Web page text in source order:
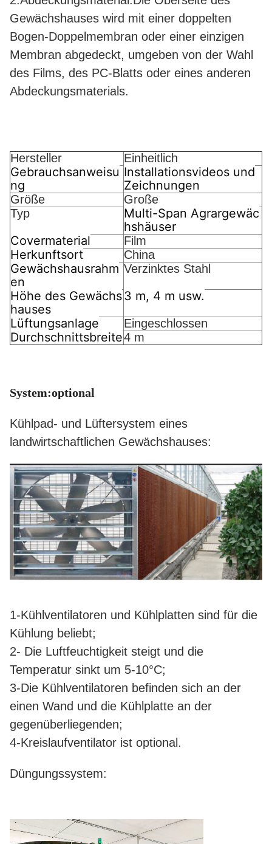
Gewächshauses wird mit einer doppelten
Bogen-Doppelmembran oder einer einzigen
Membran abgedeckt, umgeben von der Wahl
des Films, des PC-Blatts oder eines anderen
Abdeckungsmaterials.
Hersteller Einheitlich
Gebrauchsanweisu
ng
Installationsvideos und
Zeichnungen
Größe
Große
Typ
Multi-Span Agrargewäc
hshäuser
Covermaterial
Film
Herkunftsort China
Gewächshausrahm
en
Verzinktes Stahl
Höhe des Gewächs
hauses
3 m, 4 m usw.
Lüftungsanlage
Eingeschlossen
Durchschnittsbreite4 m
System:optional
Kühlpad- und Lüftersystem eines
landwirtschaftlichen Gewächshauses:
1-Kühlventilatoren und Kühlplatten sind für die
Kühlung beliebt;
2- Die Luftfeuchtigkeit steigt und die
Temperatur sinkt um 5-10°C;
3-Die Kühlventilatoren befinden sich an der
einen Wand und die Kühlplatte an der
gegenüberliegenden;
4-Kreislaufventilator ist optional.
Düngungssystem: